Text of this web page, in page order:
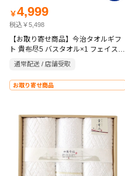
￥4,999
税込￥5,498
【お取り寄せ商品】今治タオルギフ
ト 貴布尽5 バスタオル×1 フェイスタ
オル×2 ウォッシュタオル×1 ホワイ
ト
通常配送 / 店舗受取
お取り寄せ商品